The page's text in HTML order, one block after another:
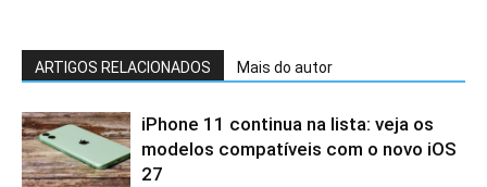
ARTIGOS RELACIONADOS Mais do autor
iPhone 11 continua na lista: veja os
modelos compatíveis com o novo iOS
27